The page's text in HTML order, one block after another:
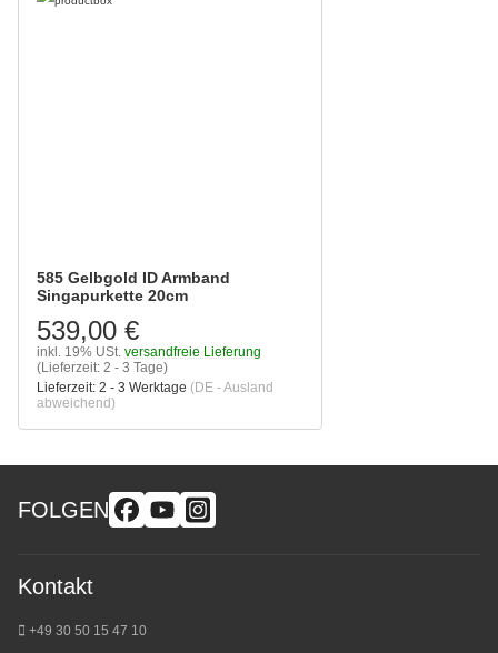
585 Gelbgold ID Armband
Singapurkette 20cm
539,00 €
inkl. 19% USt. versandfreie Lieferung
(Lieferzeit: 2 - 3 Tage)
Lieferzeit: 2 - 3 Werktage (DE - Ausland
abweichend)
FOLGEN
Kontakt
+49 30 50 15 47 10